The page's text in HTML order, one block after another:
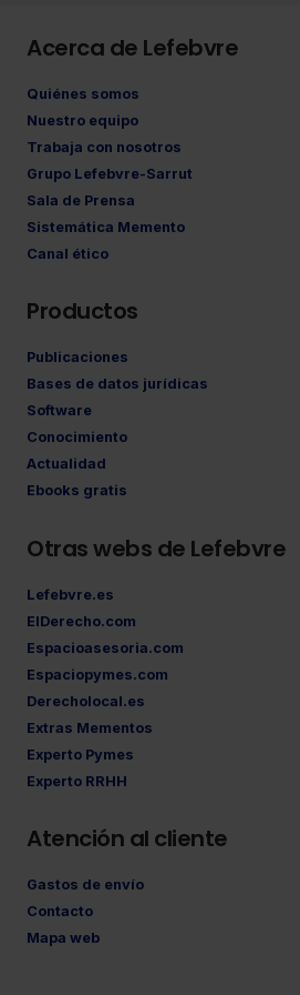
Acerca de Lefebvre
Quiénes somos
Nuestro equipo
Trabaja con nosotros
Grupo Lefebvre-Sarrut
Sala de Prensa
Sistemática Memento
Canal ético
Productos
Publicaciones
Bases de datos jurídicas
Software
Conocimiento
Actualidad
Ebooks gratis
Otras webs de Lefebvre
Lefebvre.es
ElDerecho.com
Espacioasesoria.com
Espaciopymes.com
Derecholocal.es
Extras Mementos
Experto Pymes
Experto RRHH
Atención al cliente
Gastos de envío
Contacto
Mapa web